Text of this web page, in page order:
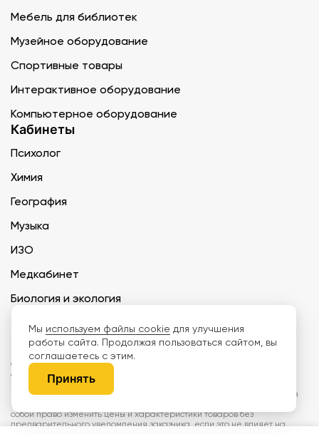
Мебель для библиотек
Музейное оборудование
Спортивные товары
Интерактивное оборудование
Компьютерное оборудование
Кабинеты
Психолог
Химия
География
Музыка
ИЗО
Медкабинет
Биология и экология
Технология
ООО «Дети наше будущее» ИНН 6671165273 ОГРН 1216600030250 КПП
667101001 БИК 046577674
Информация на сайте не является публичной офертой. Изображения
могут отличаться от поставляемых товаров. Поставщик оставляет за
собой право изменить цены и характеристики товаров без
предварительного уведомления заказчика, если это не влияет на
Мы используем файлы cookie для улучшения
работы сайта. Продолжая пользоваться сайтом, вы
соглашаетесь с этим.
Принять